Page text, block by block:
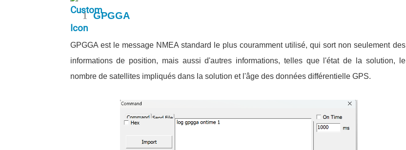
1 GPGGA
GPGGA est le message NMEA standard le plus couramment utilisé, qui sort non seulement des
informations de position, mais aussi d'autres informations, telles que l'état de la solution, le
nombre de satellites impliqués dans la solution et l'âge des données différentielle GPS.